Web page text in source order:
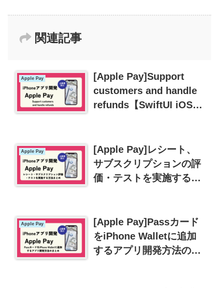
関連記事
Apple Pay
[Apple Pay]Support
customers and handle
refunds【SwiftUI iOS
Apple Pay
[Apple Pay]レシート、
サブスクリプションの評
価・テストを実施する方
Apple Pay
[Apple Pay]Passカード
をiPhone Walletに追加
するアプリ開発方法のま